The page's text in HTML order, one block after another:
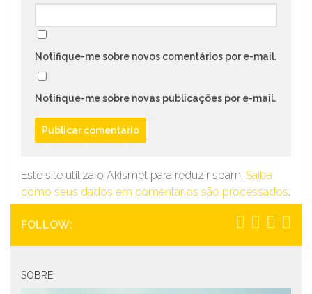
Notifique-me sobre novos comentários por e-mail.
Notifique-me sobre novas publicações por e-mail.
Este site utiliza o Akismet para reduzir spam. Saiba
como seus dados em comentários são processados.
FOLLOW:
SOBRE